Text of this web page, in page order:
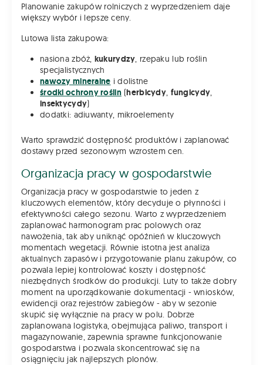
Planowanie zakupów rolniczych z wyprzedzeniem daje
większy wybór i lepsze ceny.
Lutowa lista zakupowa:
nasiona zbóż, kukurydzy, rzepaku lub roślin
specjalistycznych
nawozy mineralne i dolistne
środki ochrony roślin(herbicydy, fungicydy,
insektycydy)
dodatki: adiuwanty, mikroelementy
Warto sprawdzić dostępność produktów i zaplanować
dostawy przed sezonowym wzrostem cen.
Organizacja pracy w gospodarstwie
Organizacja pracy w gospodarstwie to jeden z
kluczowych elementów, który decyduje o płynności i
efektywności całego sezonu. Warto z wyprzedzeniem
zaplanować harmonogram prac polowych oraz
nawożenia, tak aby uniknąć opóźnień w kluczowych
momentach wegetacji. Równie istotna jest analiza
aktualnych zapasów i przygotowanie planu zakupów, co
pozwala lepiej kontrolować koszty i dostępność
niezbędnych środków do produkcji. Luty to także dobry
moment na uporządkowanie dokumentacji - wniosków,
ewidencji oraz rejestrów zabiegów - aby w sezonie
skupić się wyłącznie na pracy w polu. Dobrze
zaplanowana logistyka, obejmująca paliwo, transport i
magazynowanie, zapewnia sprawne funkcjonowanie
gospodarstwa i pozwala skoncentrować się na
osiągnięciu jak najlepszych plonów.